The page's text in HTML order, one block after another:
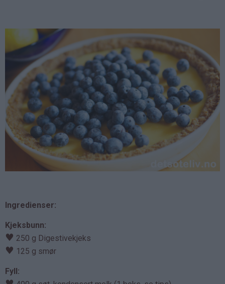
Ingredienser:
Kjeksbunn:
♥ 250 g Digestivekjeks
♥ 125 g smør
Fyll: